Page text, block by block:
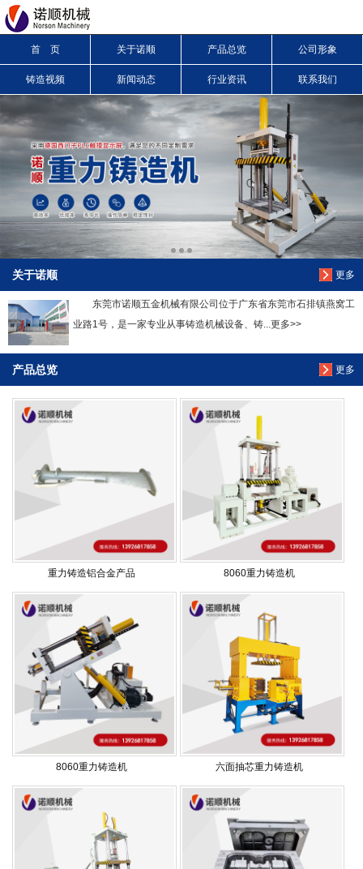
首 页 关于诺顺 产品总览 公司形象
铸造视频 新闻动态 行业资讯 联系我们
更多
关于诺顺
东莞市诺顺五金机械有限公司位于广东省东莞市石排镇燕窝工
业路1号，是一家专业从事铸造机械设备、铸...更多>>
更多
产品总览
重力铸造铝合金产品 8060重力铸造机
8060重力铸造机 六面抽芯重力铸造机
信息搜索
搜索